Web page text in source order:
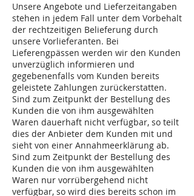
Unsere Angebote und Lieferzeitangaben
stehen in jedem Fall unter dem Vorbehalt
der rechtzeitigen Belieferung durch
unsere Vorlieferanten. Bei
Lieferengpässen werden wir den Kunden
unverzüglich informieren und
gegebenenfalls vom Kunden bereits
geleistete Zahlungen zurückerstatten.
Sind zum Zeitpunkt der Bestellung des
Kunden die von ihm ausgewählten
Waren dauerhaft nicht verfügbar, so teilt
dies der Anbieter dem Kunden mit und
sieht von einer Annahmeerklärung ab.
Sind zum Zeitpunkt der Bestellung des
Kunden die von ihm ausgewählten
Waren nur vorrübergehend nicht
verfügbar, so wird dies bereits schon im